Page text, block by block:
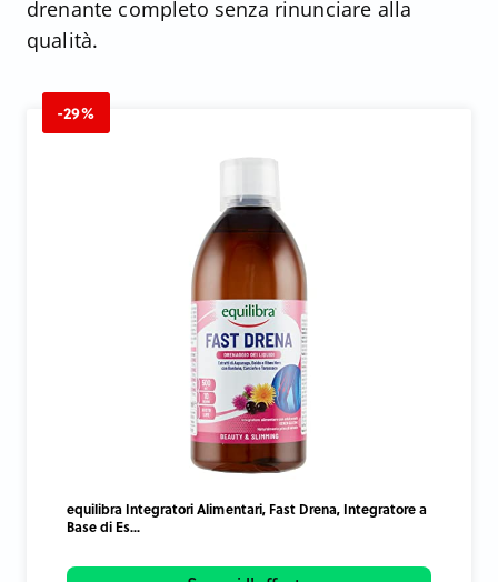
drenante completo senza rinunciare alla
qualità.
-29%
equilibra Integratori Alimentari, Fast Drena, Integratore a
Base di Es...